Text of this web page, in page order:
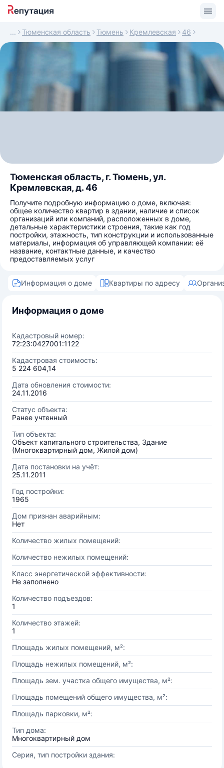
Тюменская область Тюмень Кремлевская 46
Тюменская область, г. Тюмень, ул.
Кремлевская, д. 46
Получите подробную информацию о доме, включая:
общее количество квартир в здании, наличие и список
организаций или компаний, расположенных в доме,
детальные характеристики строения, такие как год
постройки, этажность, тип конструкции и использованные
материалы, информация об управляющей компании: её
название, контактные данные, и качество
предоставляемых услуг
Информация о доме Квартиры по адресу
Информация о доме
Кадастровый номер:
72:23:0427001:1122
Кадастровая стоимость:
5 224 604,14
Дата обновления стоимости:
24.11.2016
Статус объекта:
Ранее учтенный
Тип объекта:
Объект капитального строительства, Здание
(Многоквартирный дом, Жилой дом)
Дата постановки на учёт:
25.11.2011
Год постройки:
1965
Дом признан аварийным:
Нет
Количество жилых помещений:
Количество нежилых помещений:
Класс энергетической эффективности:
Не заполнено
Количество подъездов:
1
Количество этажей:
1
Площадь жилых помещений, м²:
Площадь нежилых помещений, м²:
Площадь зем. участка общего имущества, м²:
Площадь помещений общего имущества, м²:
Площадь парковки, м²:
Тип дома:
Многоквартирный дом
Серия, тип постройки здания: